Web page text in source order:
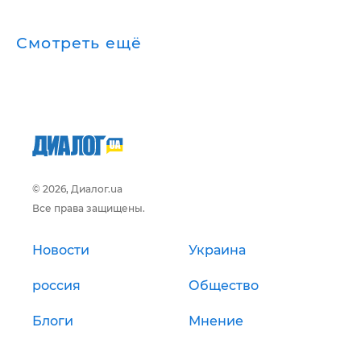
Смотреть ещё
© 2026, Диалог.ua
Все права защищены.
Новости Украина
россия Общество
Блоги Мнение